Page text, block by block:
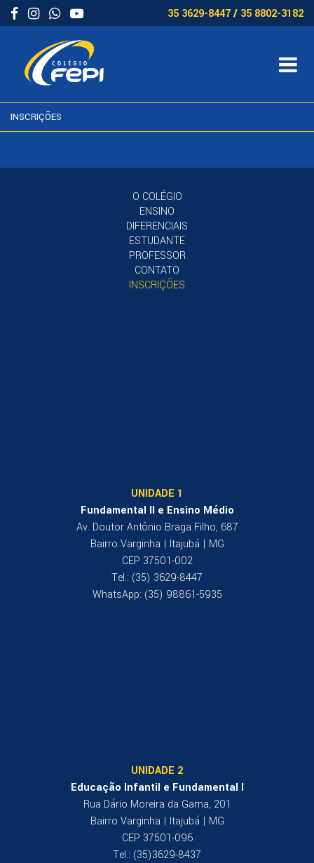
35 3629-8447/ 35 8802-3182
INSCRIÇÕES
O COLÉGIO
ENSINO
DIFERENCIAIS
ESTUDANTE
PROFESSOR
CONTATO
INSCRIÇÕES
UNIDADE 1
Fundamental II e Ensino Médio
Av. Doutor Antônio Braga Filho, 687
Bairro Varginha | Itajubá | MG
CEP 37501-002
Tel.: (35) 3629-8447
WhatsApp: (35) 98861-5935
UNIDADE 2
Educação Infantil e Fundamental I
Rua Dário Moreira da Gama, 201
Bairro Varginha | Itajubá | MG
CEP 37501-096
Tel.: (35)3629-8437